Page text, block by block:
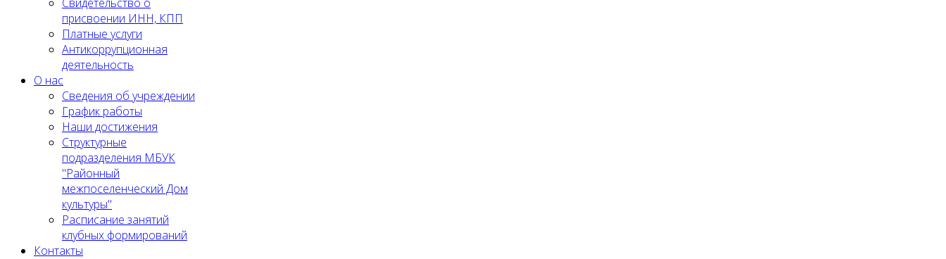
присвоении ИНН, КПП
Платные услуги
Антикоррупционная
деятельность
О нас
Сведения об учреждении
График работы
Наши достижения
Структурные
подразделения МБУК
"Районный
межпоселенческий Дом
культуры"
Расписание занятий
клубных формирований
Контакты